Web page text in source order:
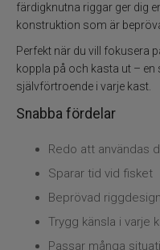
färdigknutna riggar ger dig
konstruktion som är
Perfekt när du vill fokusera
koppla på och kasta ut –
självförtroende i varje kast.
Snabba fördelar
Redo att användas
Sparar tid vid fisket
Beprövad riggdesign
Trygg känsla i varje
Passar många